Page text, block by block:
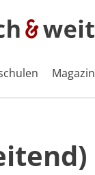
Magazin